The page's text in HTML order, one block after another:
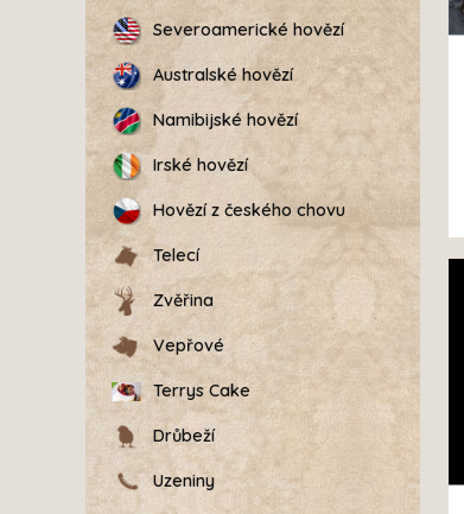
Severoamerické hovězí
Australské hovězí
Namibijské hovězí
Irské hovězí
Hovězí z českého chovu
Telecí
Zvěřina
Vepřové
Terrys Cake
Drůbeží
Uzeniny